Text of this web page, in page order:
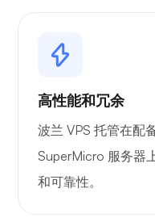
高性能和冗余
波兰 VPS 托管在配
SuperMicro 服务器
和可靠性。